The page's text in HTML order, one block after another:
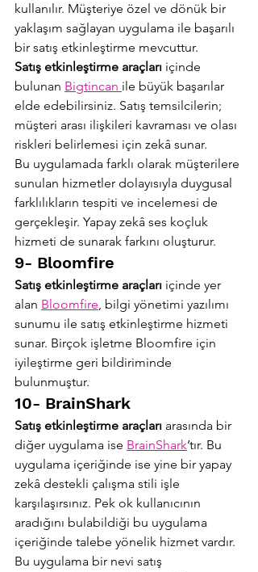
kullanılır. Müşteriye özel ve dönük bir
yaklaşım sağlayan uygulama ile başarılı
bir satış etkinleştirme mevcuttur.
Satış etkinleştirme araçları içinde
bulunan Bigtincan ile büyük başarılar
elde edebilirsiniz. Satış temsilcilerin;
müşteri arası ilişkileri kavraması ve olası
riskleri belirlemesi için zekâ sunar.
Bu uygulamada farklı olarak müşterilere
sunulan hizmetler dolayısıyla duygusal
farklılıkların tespiti ve incelemesi de
gerçekleşir. Yapay zekâ ses koçluk
hizmeti de sunarak farkını oluşturur.
9- Bloomfire
Satış etkinleştirme araçları içinde yer
alan Bloomfire, bilgi yönetimi yazılımı
sunumu ile satış etkinleştirme hizmeti
sunar. Birçok işletme Bloomfire için
iyileştirme geri bildiriminde
bulunmuştur.
10- BrainShark
Satış etkinleştirme araçları arasında bir
diğer uygulama ise BrainShark’tır. Bu
uygulama içeriğinde ise yine bir yapay
zekâ destekli çalışma stili işle
karşılaşırsınız. Pek ok kullanıcının
aradığını bulabildiği bu uygulama
içeriğinde talebe yönelik hizmet vardır.
Bu uygulama bir nevi satış